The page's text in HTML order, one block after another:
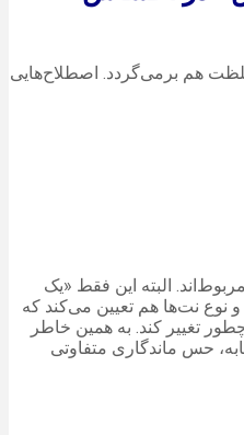
هم برمی‌گردد. اصطلاح‌هایی
البته این فقط «یک
نت‌ها هم تعیین می‌کند که
تغییر کند. به همین خاطر
حس ماندگاری متفاوتی